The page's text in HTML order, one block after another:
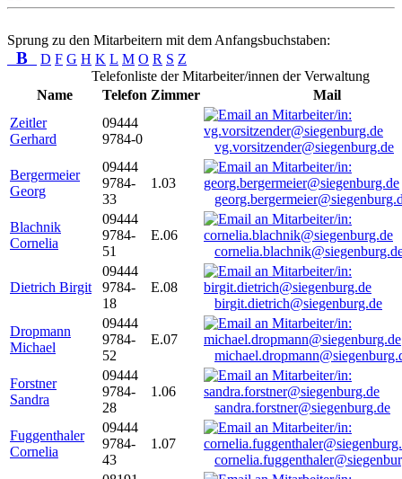
Sprung zu den Mitarbeitern mit dem Anfangsbuchstaben:
B D F G H K L M O R S Z
Telefonliste der Mitarbeiter/innen der Verwaltung
Name
Telefon Zimmer
Mail
Zeitler
Gerhard
09444
9784-0
vg.vorsitzender@siegenburg.de
Bergermeier
Georg
09444
9784-
33
1.03
Blachnik
Cornelia
09444
9784-
51
E.06
Dietrich Birgit
09444
9784-
18
E.08
birgit.dietrich@siegenburg.de
Dropmann
Michael
09444
9784-
52
E.07
Forstner
Sandra
09444
9784-
28
1.06
sandra.forstner@siegenburg.de
Fuggenthaler
Cornelia
09444
9784-
43
1.07